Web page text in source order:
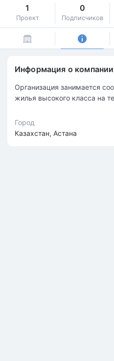
1
Проект
0
Подписчиков
Информация о компании
Организация занимается
жилья высокого класса на
Город
Казахстан, Астана